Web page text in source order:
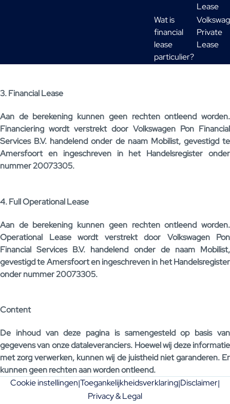
Wat is
financial
lease
particulier?
Lease
Private
Lease
3. Financial Lease
Aan de berekening kunnen geen rechten ontleend worden.
Financiering wordt verstrekt door Volkswagen Pon Financial
Services B.V. handelend onder de naam Mobilist, gevestigd te
Amersfoort en ingeschreven in het Handelsregister onder
nummer 20073305.
4. Full Operational Lease
Aan de berekening kunnen geen rechten ontleend worden.
Operational Lease wordt verstrekt door Volkswagen Pon
Financial Services B.V. handelend onder de naam Mobilist,
gevestigd te Amersfoort en ingeschreven in het Handelsregister
onder nummer 20073305.
Content
De inhoud van deze pagina is samengesteld op basis van
gegevens van onze dataleveranciers. Hoewel wij deze informatie
met zorg verwerken, kunnen wij de juistheid niet garanderen. Er
kunnen geen rechten aan worden ontleend.
Cookie instellingen|Toegankelijkheidsverklaring|Disclaimer|
Privacy & Legal